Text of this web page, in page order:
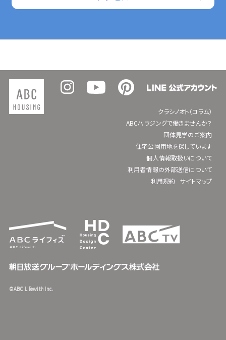
クラシノオト（コラム）
ABCハウジングで働きませんか？
団体見学のご案内
住宅公園用地を探しています
個人情報取扱いについて
利用者情報の外部送信について
利用規約
サイトマップ
©ABC Lifewith Inc.